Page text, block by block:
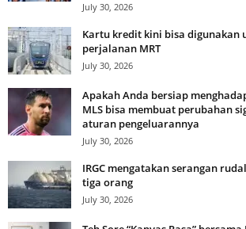
July 30, 2026
Kartu kredit kini bisa digunakan
perjalanan MRT
July 30, 2026
Apakah Anda bersiap
MLS bisa membuat perubahan
aturan pengeluarannya
July 30, 2026
IRGC mengatakan serangan
tiga orang
July 30, 2026